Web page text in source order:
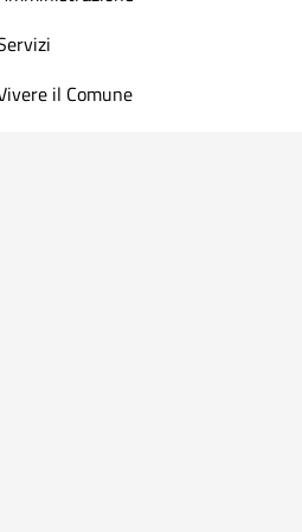
il Comune